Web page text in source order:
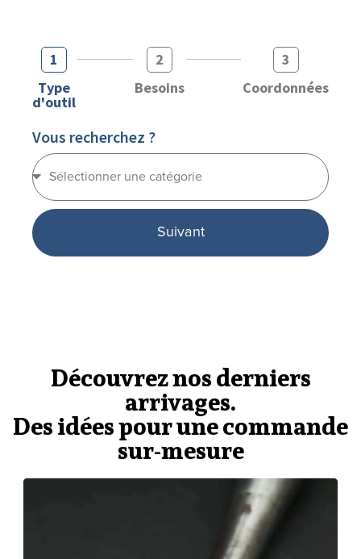
1
Type
d'outil
2
Besoins
3
Coordonnées
Vous recherchez ?
Suivant
Découvrez nos derniers
arrivages.
Des idées pour une commande
sur-mesure